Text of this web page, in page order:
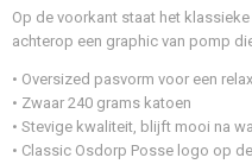
Wasvoorschrift
Machine was, 30 graden en
Op de voorkant staat het
achterop een graphic van pomp
• Oversized pasvorm voor een
• Zwaar 240 grams katoen
• Stevige kwaliteit, blijft mooi na
• Classic Osdorp Posse logo op